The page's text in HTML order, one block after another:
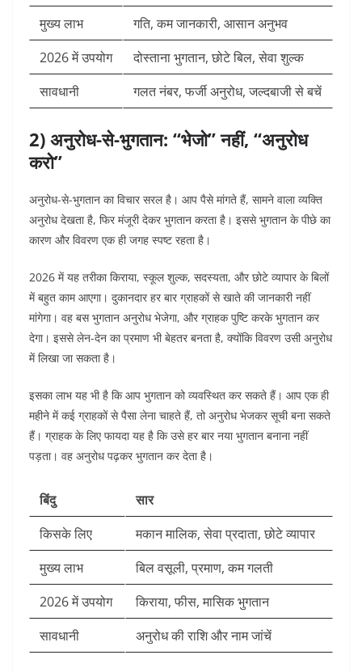
मुख्य लाभ
गति, कम जानकारी, आसान अनुभव
2026 में उपयोग
दोस्ताना भुगतान, छोटे बिल, सेवा शुल्क
सावधानी
गलत नंबर, फर्जी अनुरोध, जल्दबाजी से बचें
2) अनुरोध-से-भुगतान: “भेजो” नहीं, “अनुरोध
करो”
अनुरोध-से-भुगतान का विचार सरल है। आप पैसे मांगते हैं, सामने वाला व्यक्ति
अनुरोध देखता है, फिर मंजूरी देकर भुगतान करता है। इससे भुगतान के पीछे का
कारण और विवरण एक ही जगह स्पष्ट रहता है।
2026 में यह तरीका किराया, स्कूल शुल्क, सदस्यता, और छोटे व्यापार के बिलों
में बहुत काम आएगा। दुकानदार हर बार ग्राहकों से खाते की जानकारी नहीं
मांगेगा। वह बस भुगतान अनुरोध भेजेगा, और ग्राहक पुष्टि करके भुगतान कर
देगा। इससे लेन-देन का प्रमाण भी बेहतर बनता है, क्योंकि विवरण उसी अनुरोध
में लिखा जा सकता है।
इसका लाभ यह भी है कि आप भुगतान को व्यवस्थित कर सकते हैं। आप एक ही
महीने में कई ग्राहकों से पैसा लेना चाहते हैं, तो अनुरोध भेजकर सूची बना सकते
हैं। ग्राहक के लिए फायदा यह है कि उसे हर बार नया भुगतान बनाना नहीं
पड़ता। वह अनुरोध पढ़कर भुगतान कर देता है।
बिंदु
सार
किसके लिए
मकान मालिक, सेवा प्रदाता, छोटे व्यापार
मुख्य लाभ
बिल वसूली, प्रमाण, कम गलती
2026 में उपयोग
किराया, फीस, मासिक भुगतान
सावधानी
अनुरोध की राशि और नाम जांचें